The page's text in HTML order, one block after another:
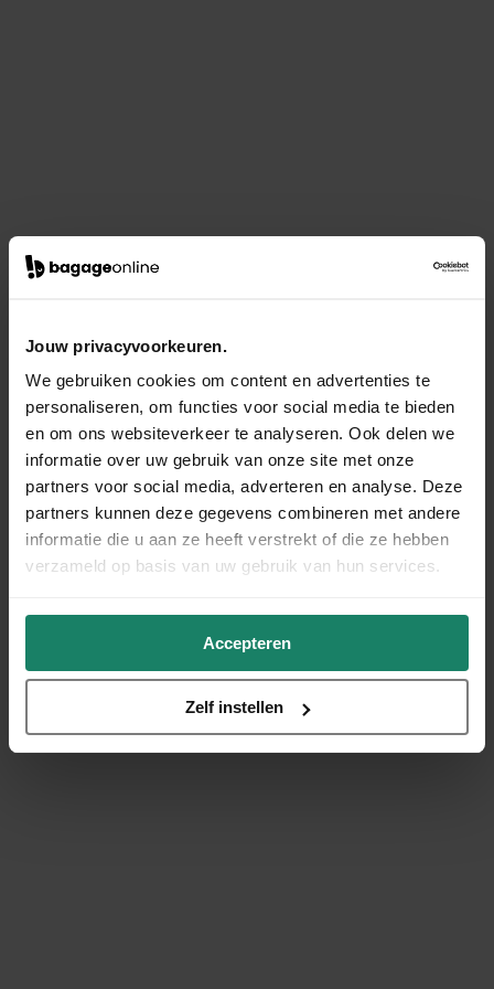
Jouw privacyvoorkeuren.
We gebruiken cookies om content en advertenties te
personaliseren, om functies voor social media te bieden
en om ons websiteverkeer te analyseren. Ook delen we
informatie over uw gebruik van onze site met onze
partners voor social media, adverteren en analyse. Deze
partners kunnen deze gegevens combineren met andere
informatie die u aan ze heeft verstrekt of die ze hebben
verzameld op basis van uw gebruik van hun services.
Accepteren
Zelf instellen